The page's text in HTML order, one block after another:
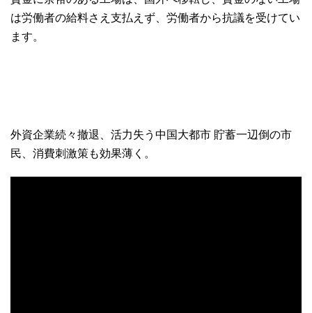
は労働者の給料さえ支払えず、労働者から抗議を受けてい
ます。
外資企業続々撤退、活力失う中国大都市 貯蓄一辺倒の市
民、消費刺激策も効果薄く。